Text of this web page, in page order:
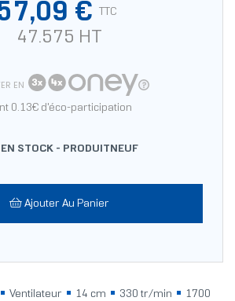
€ TTC
47.575 HT
EN
0.13€ d'éco-participation
EN STOCK - PRODUITNEUF
Ajouter Au Panier
Ventilateur 14 cm 330 tr/min
1700